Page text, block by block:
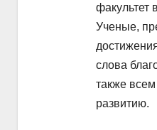
факультет
Ученые,
слова
также всем
развитию.